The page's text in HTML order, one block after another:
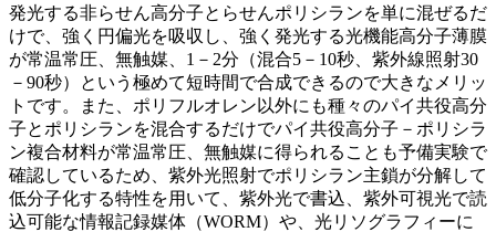
発光する非らせん高分子とらせんポリシランを単に混ぜるだ
けで、強く円偏光を吸収し、強く発光する光機能高分子薄膜
が常温常圧、無触媒、1－2分（混合5－10秒、紫外線照射30
－90秒）という極めて短時間で合成できるので大きなメリッ
トです。また、ポリフルオレン以外にも種々のパイ共役高分
子とポリシランを混合するだけでパイ共役高分子－ポリシラ
ン複合材料が常温常圧、無触媒に得られることも予備実験で
確認しているため、紫外光照射でポリシラン主鎖が分解して
低分子化する特性を用いて、紫外光で書込、紫外可視光で読
込可能な情報記録媒体（WORM）や、光リソグラフィーに